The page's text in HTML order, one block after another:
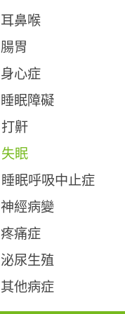
耳鼻喉
腸胃
身心症
睡眠障礙
打鼾
失眠
睡眠呼吸中止症
神經病變
疼痛症
泌尿生殖
其他病症